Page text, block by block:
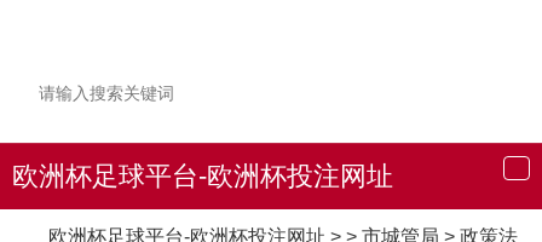
导
航
欧洲杯足球平台-欧洲杯投注网址
欧洲杯足球平台-欧洲杯投注网址 > > 市城管局 > 政策法